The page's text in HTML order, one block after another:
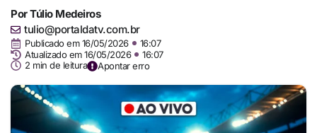
PorTúlio Medeiros
tulio@portaldatv.com.br
Publicado em 16/05/2026
16:07
Atualizado em 16/05/2026
16:07
2 min de leitura
Apontar erro